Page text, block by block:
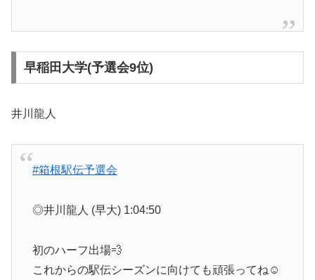
早稲田大学(予選会9位)
井川龍人
#箱根駅伝予選会
◎井川龍人 (早大) 1:04:50
初のハーフ出場💨
これからの駅伝シーズンに向けても頑張ってね☺️